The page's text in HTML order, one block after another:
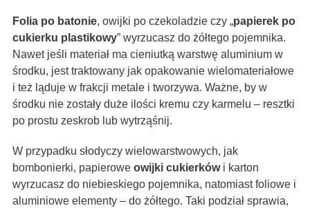
Folia po batonie, owijki po czekoladzie czy „papierek po
cukierku plastikowy” wyrzucasz do żółtego pojemnika.
Nawet jeśli materiał ma cieniutką warstwę aluminium w
środku, jest traktowany jak opakowanie wielomateriałowe
i też ląduje w frakcji metale i tworzywa. Ważne, by w
środku nie zostały duże ilości kremu czy karmelu – resztki
po prostu zeskrob lub wytrząśnij.
W przypadku słodyczy wielowarstwowych, jak
bombonierki, papierowe owijki cukierkówi karton
wyrzucasz do niebieskiego pojemnika, natomiast foliowe i
aluminiowe elementy – do żółtego. Taki podział sprawia,